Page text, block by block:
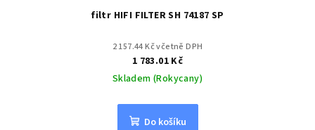
filtr HIFI FILTER SH 74187 SP
2 157.44 Kč včetně DPH
1 783.01 Kč
Skladem (Rokycany)
Do košíku